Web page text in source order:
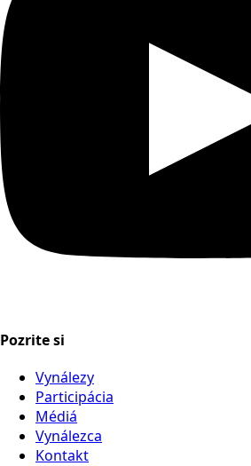
Pozrite si
Vynálezy
Participácia
Médiá
Vynálezca
Kontakt